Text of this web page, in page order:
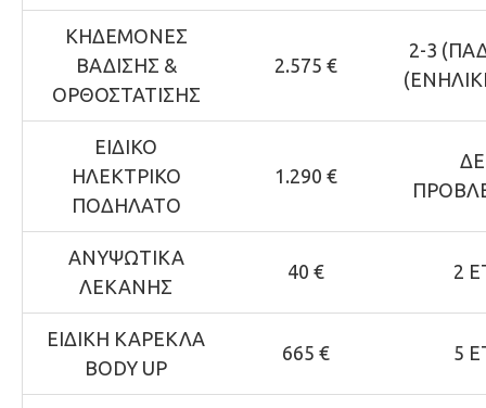
ΚΗΔΕΜΟΝΕΣ
ΒΑΔΙΣΗΣ &
ΟΡΘΟΣΤΑΤΙΣΗΣ
2.575 €
2-3
ΕΙΔΙΚΟ
ΗΛΕΚΤΡΙΚΟ
ΠΟΔΗΛΑΤΟ
1.290 €
ΑΝΥΨΩΤΙΚΑ
ΛΕΚΑΝΗΣ
40 € 2
ΕΙΔΙΚΗ ΚΑΡΕΚΛΑ
BODY UP
665 € 5